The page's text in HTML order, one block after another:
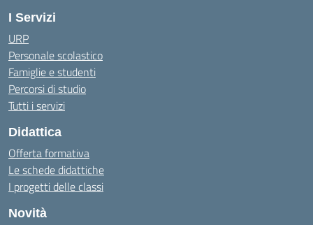
I Servizi
URP
Personale scolastico
Famiglie e studenti
Percorsi di studio
Tutti i servizi
Didattica
Offerta formativa
Le schede didattiche
I progetti delle classi
Novità